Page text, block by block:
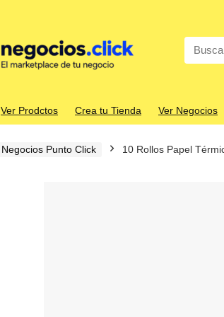
Search
for:
Ver Prodctos Crea tu Tienda Ver Negocios
Negocios Punto Click 10 Rollos Papel